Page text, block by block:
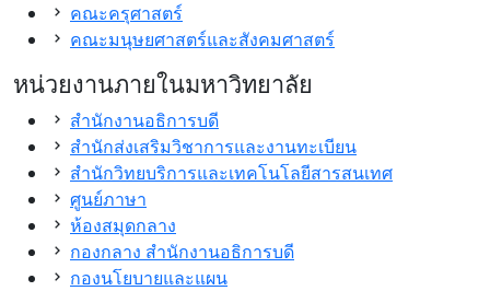
คณะครุศาสตร์
คณะมนุษยศาสตร์และสังคมศาสตร์
หน่วยงานภายในมหาวิทยาลัย
สำนักงานอธิการบดี
สำนักส่งเสริมวิชาการและงานทะเบียน
สำนักวิทยบริการและเทคโนโลยีสารสนเทศ
ศูนย์ภาษา
ห้องสมุดกลาง
กองกลาง สำนักงานอธิการบดี
กองนโยบายและแผน